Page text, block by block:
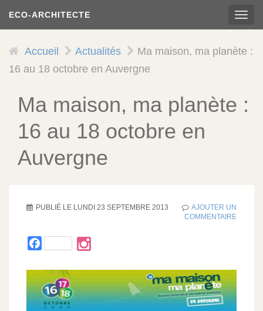
contenu
ECO-ARCHITECTE
Accueil Actualités
Ma maison, ma planète :
16 au 18 octobre en Auvergne
Ma maison, ma planète :
16 au 18 octobre en
Auvergne
PUBLIÉ LE LUNDI 23 SEPTEMBRE 2013
AJOUTER UN
COMMENTAIRE
Facebook